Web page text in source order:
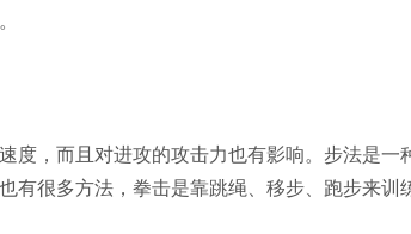
，而且对进攻的攻击力也有影响。步法是
有很多方法，拳击是靠跳绳、移步、跑步来